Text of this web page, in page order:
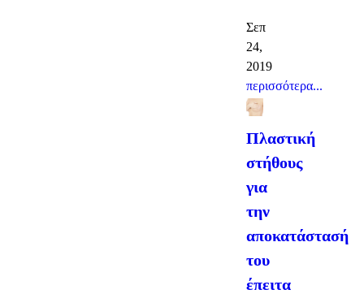
Σεπ
24,
2019
περισσότερα...
Πλαστική
στήθους
για
την
αποκατάστασή
του
έπειτα